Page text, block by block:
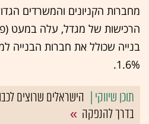
מחברות הקניונים והמשרדים
בנייה שכולל את חברות הבנייה
1.6%.
בדרך להנפקה